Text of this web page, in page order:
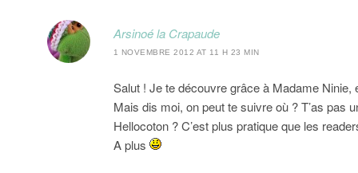
Arsinoé la Crapaude
1 NOVEMBRE 2012 AT 11 H 23 MIN
Salut ! Je te découvre grâce à Madame Ninie,
Mais dis moi, on peut te suivre où ? T’as pas
Hellocoton ? C’est plus pratique que les
A plus